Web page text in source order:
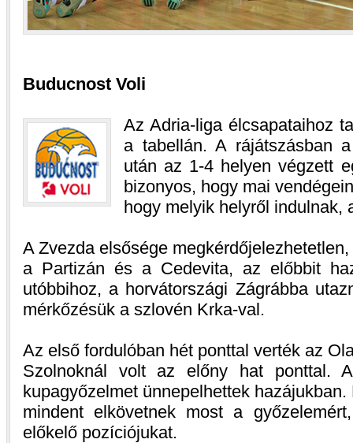
Buducnost Voli
Az Adria-liga élcsapataihoz
a tabellán. A rájátszásban
után az 1-4 helyen végzett
bizonyos, hogy mai
hogy melyik helyről indulnak,
A Zvezda elsősége
a Partizán és a Cedevita, az előbbit
utóbbihoz, a horvátországi Zágrábba
mérkőzésük a szlovén Krka-val.
Az első fordulóban hét ponttal verték az
Szolnoknál volt az előny hat ponttal.
kupagyőzelmet ünnepelhettek
mindent elkövetnek most a
előkelő pozíciójukat.